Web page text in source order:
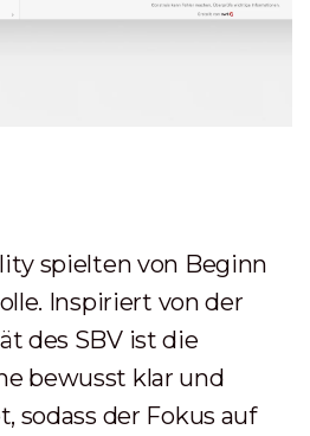
spielten von Beginn
Inspiriert von der
des SBV ist die
bewusst klar und
sodass der Fokus auf